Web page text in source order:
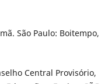
São Paulo: Boitempo,
Central Provisório,